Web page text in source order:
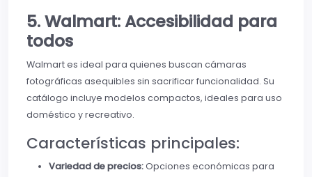
5. Walmart: Accesibilidad para
todos
Walmart es ideal para quienes buscan cámaras
fotográficas asequibles sin sacrificar funcionalidad. Su
catálogo incluye modelos compactos, ideales para uso
doméstico y recreativo.
Características principales:
Variedad de precios:Opciones económicas para